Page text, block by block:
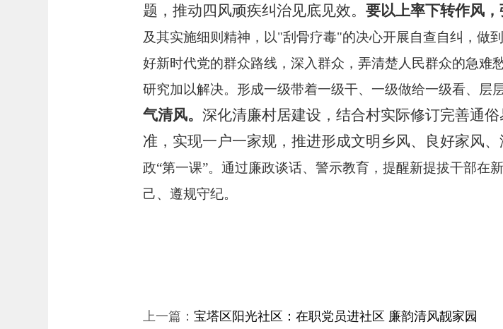
题，推动四风顽疾纠治见底见效。 要以上率下转作风，
及其实施细则精神，以"刮骨疗毒"的决心开展自查自纠，做
好新时代党的群众路线，深入群众，弄清楚人民群众的急难
研究加以解决。形成一级带着一级干、一级做给一级看、层
气清风。 深化清廉村居建设， 结合村实际修订完善通
准，实现一户一家规， 推进形成文明乡风、良好家风、
政“第一课”。通过廉政谈话、警示教育，提醒新提拔干部在
己、遵规守纪。
上一篇： 宝塔区阳光社区：在职党员进社区 廉韵清风靓家园